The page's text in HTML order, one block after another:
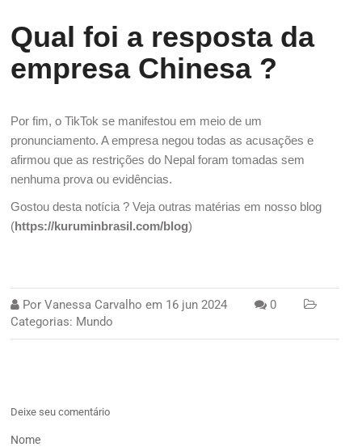
Qual foi a resposta da
empresa Chinesa ?
Por fim, o TikTok se manifestou em meio de um
pronunciamento. A empresa negou todas as acusações e
afirmou que as restrições do Nepal foram tomadas sem
nenhuma prova ou evidências.
Gostou desta notícia ? Veja outras matérias em nosso blog
(https://kuruminbrasil.com/blog)
PorVanessa Carvalho em 16 jun 2024
0
Categorias: Mundo
Deixe seu comentário
Nome